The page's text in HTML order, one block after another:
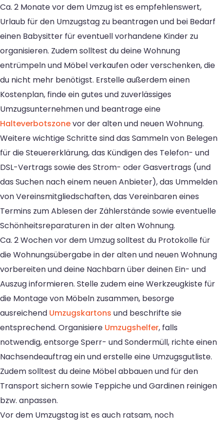
Ca. 2 Monate vor dem Umzug ist es empfehlenswert,
Urlaub für den Umzugstag zu beantragen und bei Bedarf
einen Babysitter für eventuell vorhandene Kinder zu
organisieren. Zudem solltest du deine Wohnung
entrümpeln und Möbel verkaufen oder verschenken, die
du nicht mehr benötigst. Erstelle außerdem einen
Kostenplan, finde ein gutes und zuverlässiges
Umzugsunternehmen und beantrage eine
Halteverbotszonevor der alten und neuen Wohnung.
Weitere wichtige Schritte sind das Sammeln von Belegen
für die Steuererklärung, das Kündigen des Telefon- und
DSL-Vertrags sowie des Strom- oder Gasvertrags (und
das Suchen nach einem neuen Anbieter), das Ummelden
von Vereinsmitgliedschaften, das Vereinbaren eines
Termins zum Ablesen der Zählerstände sowie eventuelle
Schönheitsreparaturen in der alten Wohnung.
Ca. 2 Wochen vor dem Umzug solltest du Protokolle für
die Wohnungsübergabe in der alten und neuen Wohnung
vorbereiten und deine Nachbarn über deinen Ein- und
Auszug informieren. Stelle zudem eine Werkzeugkiste für
die Montage von Möbeln zusammen, besorge
ausreichend Umzugskartons und beschrifte sie
entsprechend. Organisiere Umzugshelfer, falls
notwendig, entsorge Sperr- und Sondermüll, richte einen
Nachsendeauftrag ein und erstelle eine Umzugsgutliste.
Zudem solltest du deine Möbel abbauen und für den
Transport sichern sowie Teppiche und Gardinen reinigen
bzw. anpassen.
Vor dem Umzugstag ist es auch ratsam, noch